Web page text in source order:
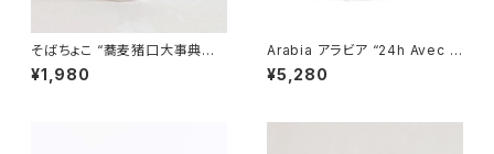
そばちょこ “蕎麦猪口大事典
色絵 ジャイアントパンダ” 波
佐見焼
¥1,980
Arabia アラビア “24h Avec ア
ベック” プレート 26cm
¥5,280